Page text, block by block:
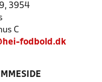
3954
C
fodbold.dk